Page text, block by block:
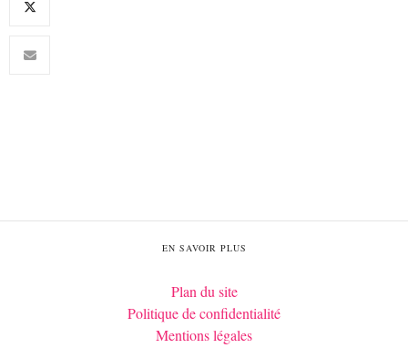
EN SAVOIR PLUS
Plan du site
Politique de confidentialité
Mentions légales